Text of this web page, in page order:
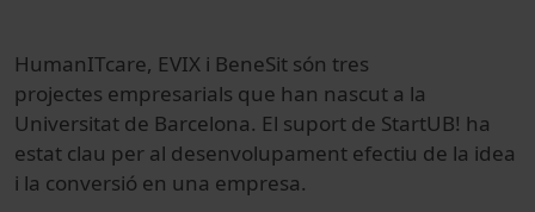
HumanITcare, EVIX i BeneSit són tres
projectes empresarials que han nascut a la
Universitat de Barcelona. El suport de StartUB! ha
estat clau per al desenvolupament efectiu de la idea
i la conversió en una empresa.